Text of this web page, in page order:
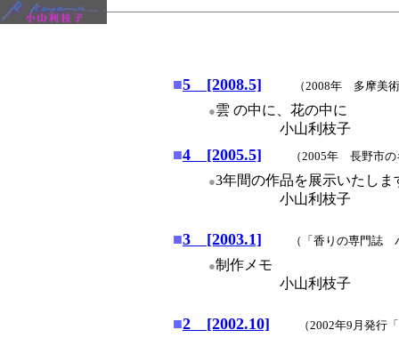
■5 [2008.5]
（2008年 多摩美
●雲 の中に、花の中に
小山利枝子
■4 [2005.5]
（2005年 長野市
●3年間の作品を展示いたし
小山利枝子
■3 [2003.1]
（「香りの専門誌
●制作メモ
小山利枝子
■2 [2002.10]
（2002年9月発行